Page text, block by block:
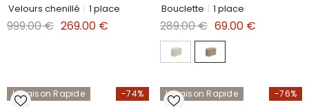
Velours chenillé | 1 place
999.00 € 269.00 €
Bouclette | 1 place
289.00 € 69.00 €
-74%
Livraison Rapide -76%
Livraison Rapide